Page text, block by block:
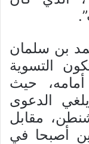
بن سلمان
التسوية
حيث
الدعوى
مقابل
أصبحا في